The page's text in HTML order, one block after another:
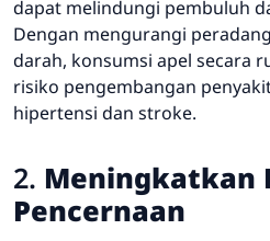
dapat melindungi pembuluh
Dengan mengurangi
darah, konsumsi apel secara
risiko pengembangan
hipertensi dan stroke.
2. Meningkatkan
Pencernaan